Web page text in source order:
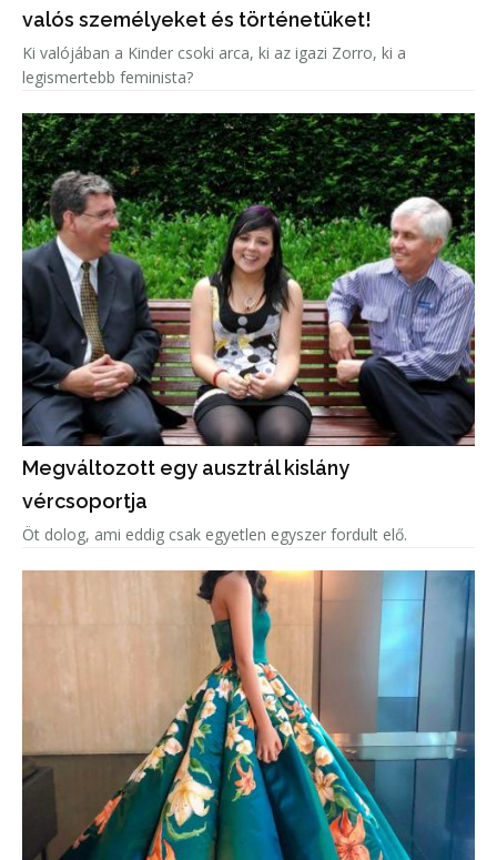
valós személyeket és történetüket!
Ki valójában a Kinder csoki arca, ki az igazi Zorro, ki a
legismertebb feminista?
Megváltozott egy ausztrál kislány
vércsoportja
Öt dolog, ami eddig csak egyetlen egyszer fordult elő.